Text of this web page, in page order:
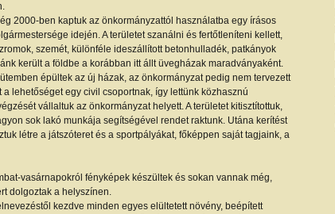
2000-ben kaptuk az önkormányzattól használatba egy írásos
idején. A területet szanálni és fertőtleníteni kellett,
szemét, különféle ideszállított betonhulladék, patkányok
került a földbe a korábban itt állt üvegházak maradványaként.
épültek az új házak, az önkormányzat pedig nem tervezett
lehetőséget egy civil csoportnak, így lettünk közhasznú
vállaltuk az önkormányzat helyett. A területet kitisztítottuk,
sok lakó munkája segítségével rendet raktunk. Utána kerítést
létre a játszóteret és a sportpályákat, főképpen saját tagjaink, a
vasárnapokról fényképek készültek és sokan vannak még,
dolgoztak a helyszínen.
kezdve minden egyes elültetett növény, beépített